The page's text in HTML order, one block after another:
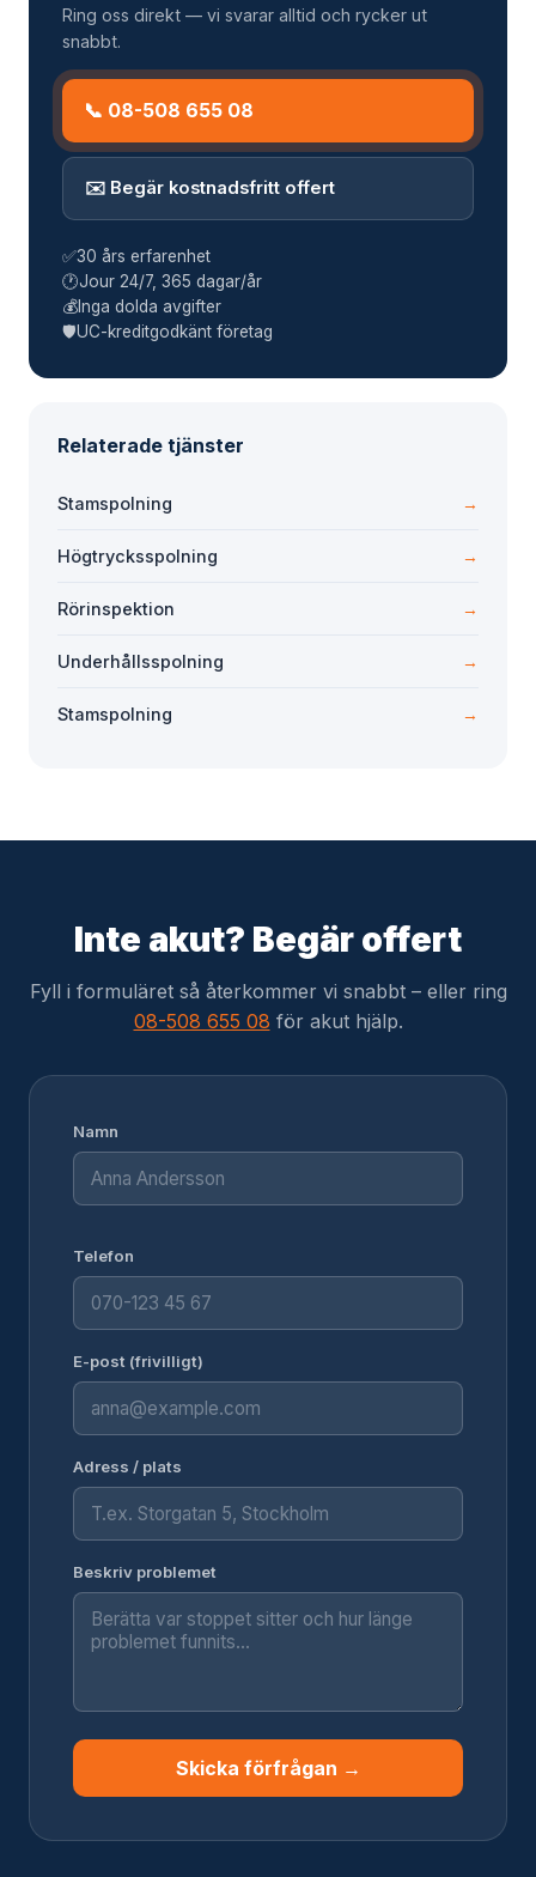
Ring oss direkt — vi svarar alltid och rycker ut
snabbt.
📞 08-508 655 08
✉️ Begär kostnadsfritt offert
✅30 års erfarenhet
🕐Jour 24/7, 365 dagar/år
💰Inga dolda avgifter
🛡️UC-kreditgodkänt företag
Relaterade tjänster
Stamspolning →
Högtrycksspolning →
Rörinspektion →
Underhållsspolning →
Stamspolning →
Inte akut? Begär offert
Fyll i formuläret så återkommer vi snabbt – eller ring
08-508 655 08 för akut hjälp.
Namn
Telefon
E-post (frivilligt)
Adress / plats
Beskriv problemet
Skicka förfrågan →